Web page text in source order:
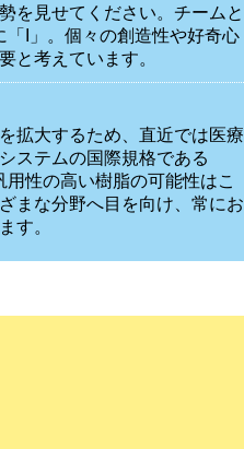
を見せてください。チームと
「I」。個々の創造性や好奇心
と考えています。
拡大するため、直近では医療
ステムの国際規格である
性の高い樹脂の可能性はこ
まな分野へ目を向け、常にお
す。